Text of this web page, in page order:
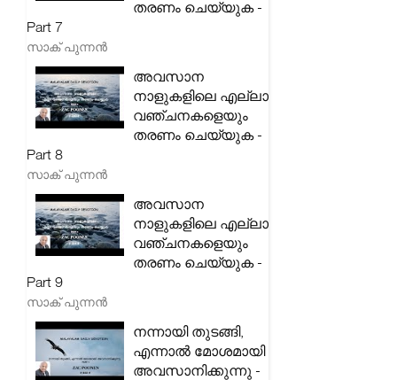
തരണം ചെയ്യുക -
Part 7
സാക് പുന്നൻ
അവസാന
നാളുകളിലെ എല്ലാ
വഞ്ചനകളെയും
തരണം ചെയ്യുക -
Part 8
സാക് പുന്നൻ
അവസാന
നാളുകളിലെ എല്ലാ
വഞ്ചനകളെയും
തരണം ചെയ്യുക -
Part 9
സാക് പുന്നൻ
നന്നായി തുടങ്ങി,
എന്നാൽ മോശമായി
അവസാനിക്കുന്നു -